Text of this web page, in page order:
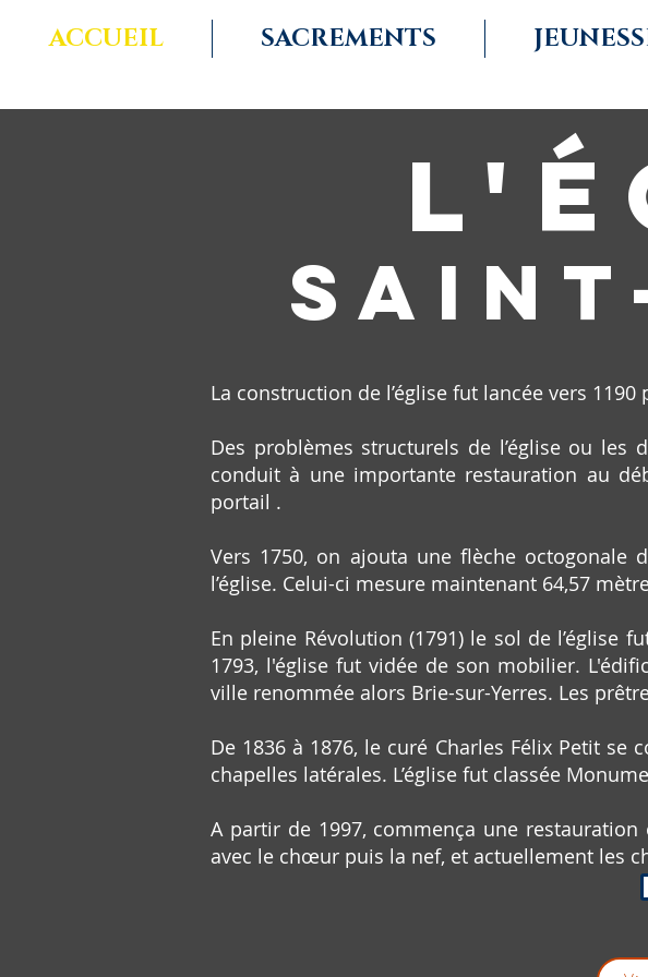
ACCUEIL SACREMENTS
La construction de l’église fut lancée vers
Des problèmes structurels de l’église ou les
conduit à une importante restauration au
portail .
Vers 1750, on ajouta une flèche octogonale
l’église. Celui-ci mesure maintenant 64,57
En pleine Révolution (1791) le sol de l’église
1793, l'église fut vidée de son mobilier.
ville renommée alors Brie-sur-Yerres. Les
De 1836 à 1876, le curé Charles Félix Petit
chapelles latérales. L’église fut classée
A partir de 1997, commença une
avec le chœur puis la nef, et actuellement les